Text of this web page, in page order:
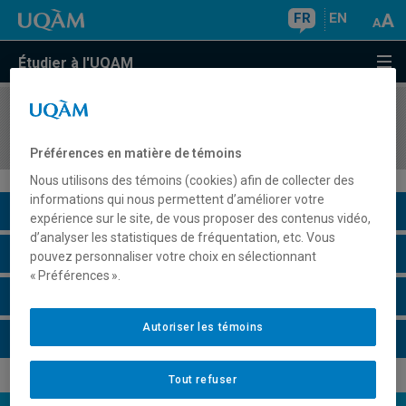
FR EN
Étudier à l'UQAM
COURS//
Description du cours
Horaire - Été 2026
Préférences en matière de témoins
Nous utilisons des témoins (cookies) afin de collecter des
informations qui nous permettent d’améliorer votre
expérience sur le site, de vous proposer des contenus vidéo,
d’analyser les statistiques de fréquentation, etc. Vous
pouvez personnaliser votre choix en sélectionnant
« Préférences ».
Tout refuser
Autoriser les témoins